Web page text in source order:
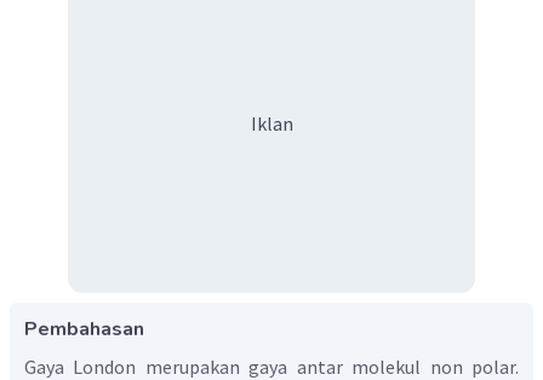
Iklan
Pembahasan
Gaya London merupakan gaya antar molekul non polar.